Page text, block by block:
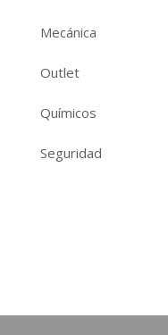
Mecánica
Outlet
Químicos
Seguridad